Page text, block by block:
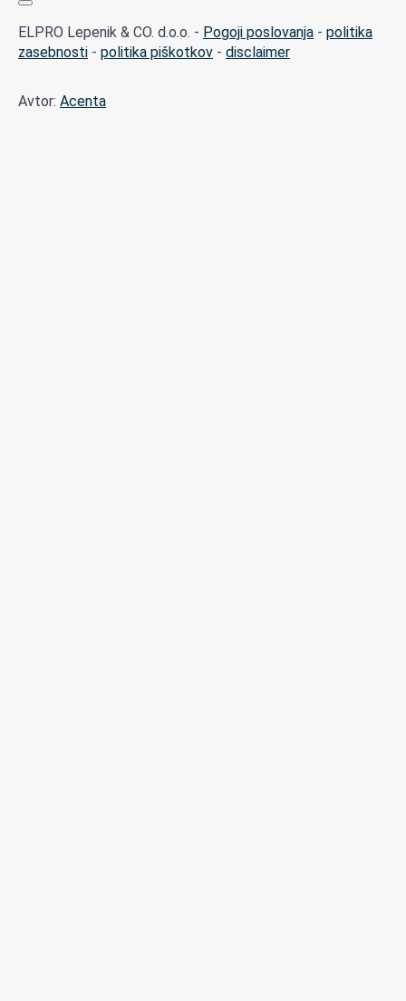
ELPRO Lepenik & CO. d.o.o. - Pogoji poslovanja - politika
zasebnosti - politika piškotkov - disclaimer
Avtor: Acenta